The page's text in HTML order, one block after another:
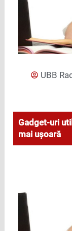
UBB
Gadget-uri
mai uşoară